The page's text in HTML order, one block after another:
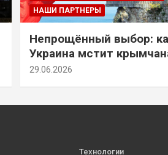
НАШИ ПАРТНЕРЫ
Непрощённый выбор:
Украина мстит
за их историческое
29.06.2026
Технологии